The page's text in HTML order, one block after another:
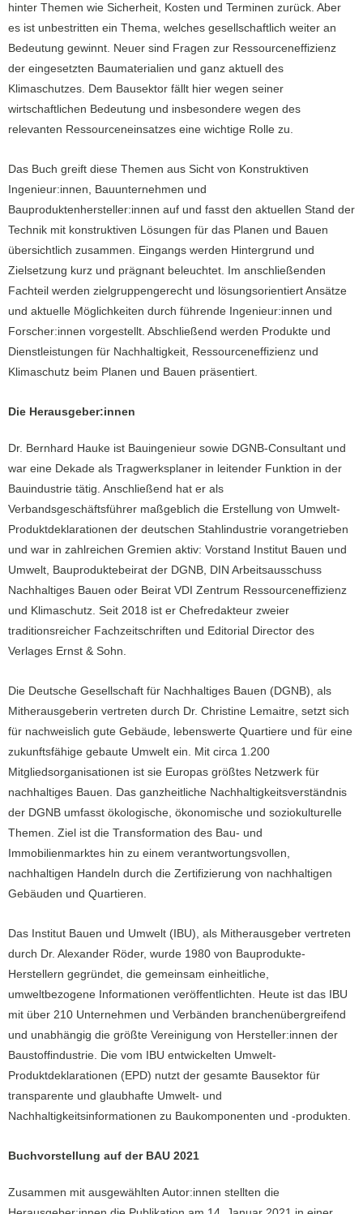
hinter Themen wie Sicherheit, Kosten und Terminen zurück. Aber
es ist unbestritten ein Thema, welches gesellschaftlich weiter an
Bedeutung gewinnt. Neuer sind Fragen zur Ressourceneffizienz
der eingesetzten Baumaterialien und ganz aktuell des
Klimaschutzes. Dem Bausektor fällt hier wegen seiner
wirtschaftlichen Bedeutung und insbesondere wegen des
relevanten Ressourceneinsatzes eine wichtige Rolle zu.
Das Buch greift diese Themen aus Sicht von Konstruktiven
Ingenieur:innen, Bauunternehmen und
Bauproduktenhersteller:innen auf und fasst den aktuellen Stand der
Technik mit konstruktiven Lösungen für das Planen und Bauen
übersichtlich zusammen. Eingangs werden Hintergrund und
Zielsetzung kurz und prägnant beleuchtet. Im anschließenden
Fachteil werden zielgruppengerecht und lösungsorientiert Ansätze
und aktuelle Möglichkeiten durch führende Ingenieur:innen und
Forscher:innen vorgestellt. Abschließend werden Produkte und
Dienstleistungen für Nachhaltigkeit, Ressourceneffizienz und
Klimaschutz beim Planen und Bauen präsentiert.
Die Herausgeber:innen
Dr. Bernhard Hauke ist Bauingenieur sowie DGNB-Consultant und
war eine Dekade als Tragwerksplaner in leitender Funktion in der
Bauindustrie tätig. Anschließend hat er als
Verbandsgeschäftsführer maßgeblich die Erstellung von Umwelt-
Produktdeklarationen der deutschen Stahlindustrie vorangetrieben
und war in zahlreichen Gremien aktiv: Vorstand Institut Bauen und
Umwelt, Bauproduktebeirat der DGNB, DIN Arbeitsausschuss
Nachhaltiges Bauen oder Beirat VDI Zentrum Ressourceneffizienz
und Klimaschutz. Seit 2018 ist er Chefredakteur zweier
traditionsreicher Fachzeitschriften und Editorial Director des
Verlages Ernst & Sohn.
Die Deutsche Gesellschaft für Nachhaltiges Bauen (DGNB), als
Mitherausgeberin vertreten durch Dr. Christine Lemaitre, setzt sich
für nachweislich gute Gebäude, lebenswerte Quartiere und für eine
zukunftsfähige gebaute Umwelt ein. Mit circa 1.200
Mitgliedsorganisationen ist sie Europas größtes Netzwerk für
nachhaltiges Bauen. Das ganzheitliche Nachhaltigkeitsverständnis
der DGNB umfasst ökologische, ökonomische und soziokulturelle
Themen. Ziel ist die Transformation des Bau- und
Immobilienmarktes hin zu einem verantwortungsvollen,
nachhaltigen Handeln durch die Zertifizierung von nachhaltigen
Gebäuden und Quartieren.
Das Institut Bauen und Umwelt (IBU), als Mitherausgeber vertreten
durch Dr. Alexander Röder, wurde 1980 von Bauprodukte-
Herstellern gegründet, die gemeinsam einheitliche,
umweltbezogene Informationen veröffentlichten. Heute ist das IBU
mit über 210 Unternehmen und Verbänden branchenübergreifend
und unabhängig die größte Vereinigung von Hersteller:innen der
Baustoffindustrie. Die vom IBU entwickelten Umwelt-
Produktdeklarationen (EPD) nutzt der gesamte Bausektor für
transparente und glaubhafte Umwelt- und
Nachhaltigkeitsinformationen zu Baukomponenten und -produkten.
Buchvorstellung auf der BAU 2021
Zusammen mit ausgewählten Autor:innen stellten die